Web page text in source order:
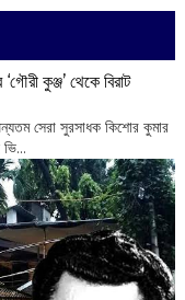
কুঞ্জ’ থেকে বিরাট
সেরা সুরসাধক কিশোর কুমার